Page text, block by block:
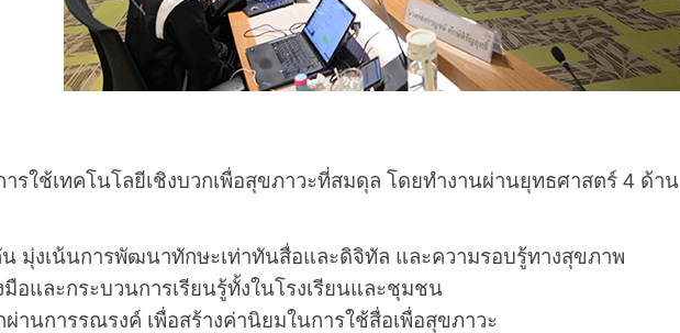
ช้เทคโนโลยีเชิงบวกเพื่อสุขภาวะที่สมดุล โดยทำงานผ่านยุทธศาสตร์ 4 ด้าน
มุ่งเน้นการพัฒนาทักษะเท่าทันสื่อและดิจิทัล และความรอบรู้ทางสุขภาพ
อและกระบวนการเรียนรู้ทั้งในโรงเรียนและชุมชน
ผ่านการรณรงค์ เพื่อสร้างค่านิยมในการใช้สื่อเพื่อสุขภาวะ